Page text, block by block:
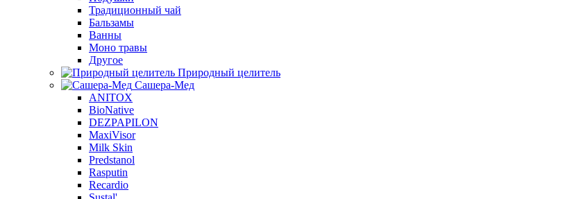
Традиционный чай
Бальзамы
Ванны
Моно травы
Другое
Природный целитель
Сашера-Мед
ANITOX
BioNative
DEZPAPILON
MaxiVisor
Milk Skin
Predstanol
Rasputin
Recardio